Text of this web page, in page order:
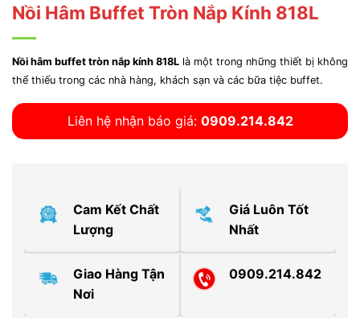
Nồi Hâm Buffet Tròn Nắp Kính 818L
Nồi hâm buffet tròn nắp kính 818L là một trong những thiết bị không
thể thiếu trong các nhà hàng, khách sạn và các bữa tiệc buffet.
Liên hệ nhận báo giá: 0909.214.842
Cam Kết Chất
Lượng
Giá Luôn Tốt
Nhất
Giao Hàng Tận
Nơi
0909.214.842